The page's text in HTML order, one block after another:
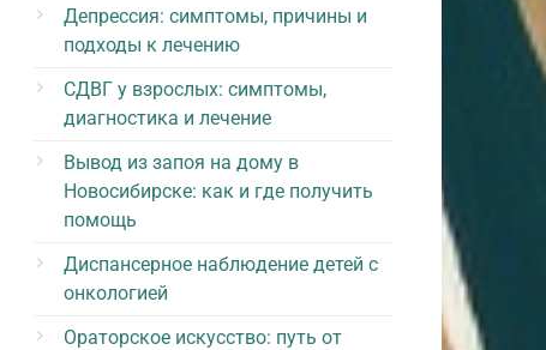
Депрессия: симптомы, причины и
подходы к лечению
СДВГ у взрослых: симптомы,
диагностика и лечение
Вывод из запоя на дому в
Новосибирске: как и где получить
помощь
Диспансерное наблюдение детей с
онкологией
Ораторское искусство: путь от